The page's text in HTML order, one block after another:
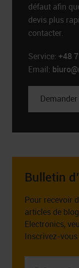
défaut afin
devis plus
contacter.
Service: +48
Email:
Bulletin
Pour recevoir
articles de
Electronics,
Inscrivez-